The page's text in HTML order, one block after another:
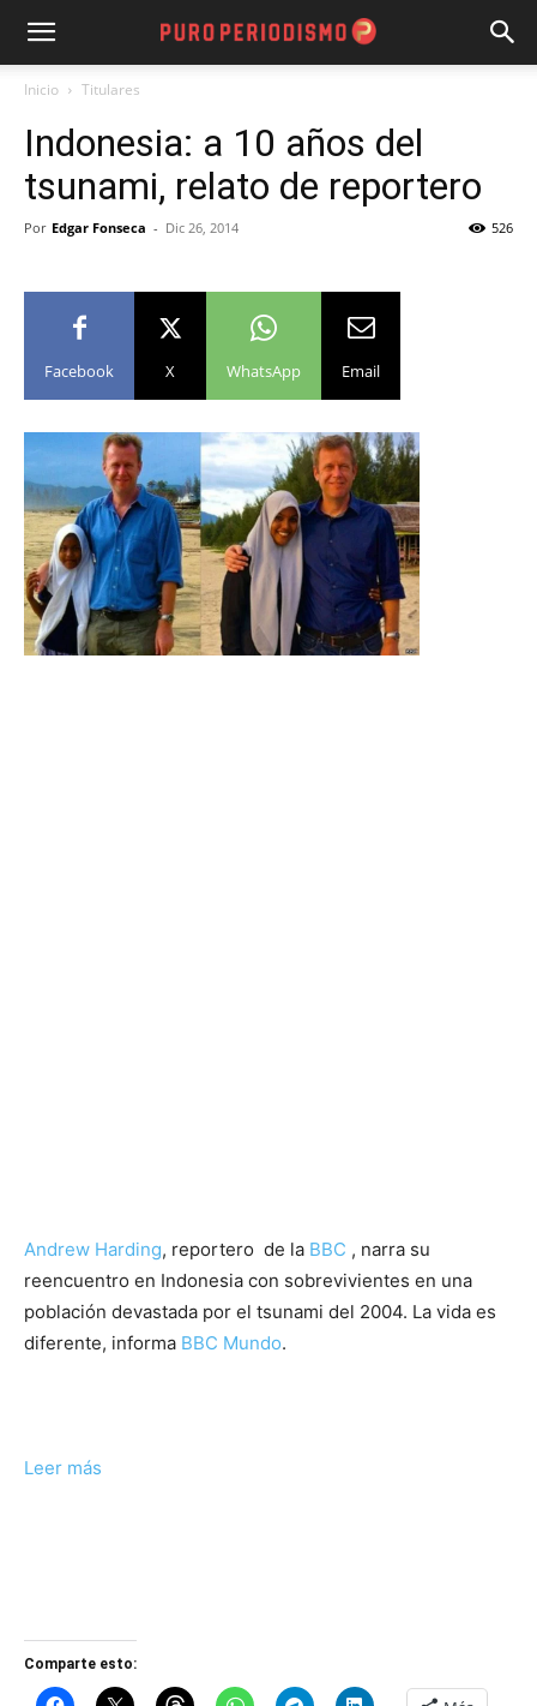
Inicio Titulares
Indonesia: a 10 años del
tsunami, relato de reportero
Por Edgar Fonseca - Dic 26, 2014 526
Facebook X WhatsApp Email
Andrew Harding, reportero de la BBC , narra su
reencuentro en Indonesia con sobrevivientes en una
población devastada por el tsunami del 2004. La vida es
diferente, informa BBC Mundo.
Leer más
Comparte esto: